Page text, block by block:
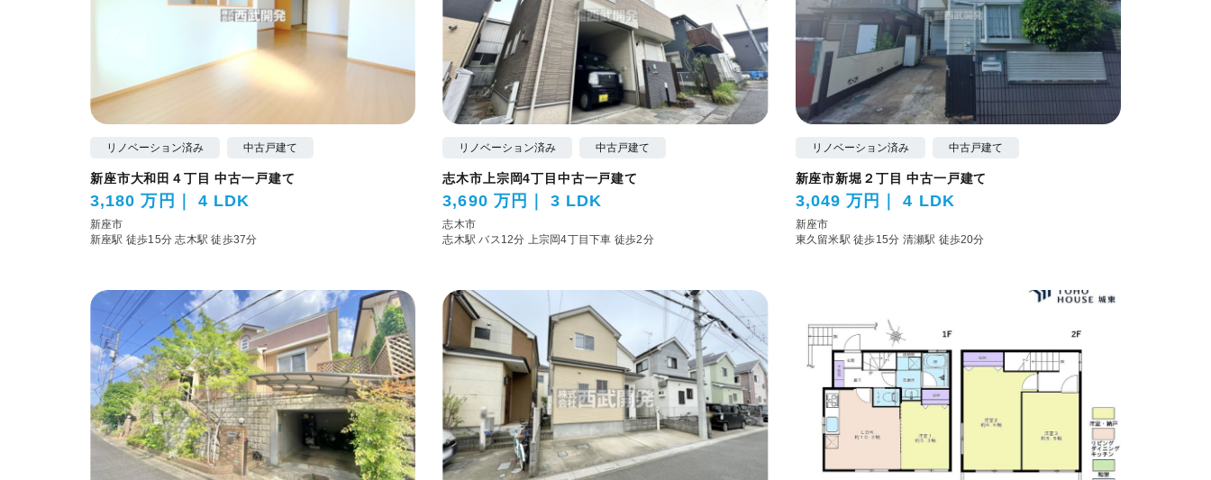
リノベーション済み 中古戸建て
新座市大和田４丁目 中古一戸建て
3,180 万円 4 LDK
新座市
新座駅 徒歩15分志木駅 徒歩37分
リノベーション済み 中古戸建て
志木市上宗岡4丁目中古一戸建て
3,690 万円 3 LDK
志木市
志木駅 バス12分 上宗岡4丁目下車 徒歩2分
リノベーション済み 中古戸建て
新座市新堀２丁目 中古一戸建て
3,049 万円 4 LDK
新座市
東久留米駅 徒歩15分 清瀬駅 徒歩20分